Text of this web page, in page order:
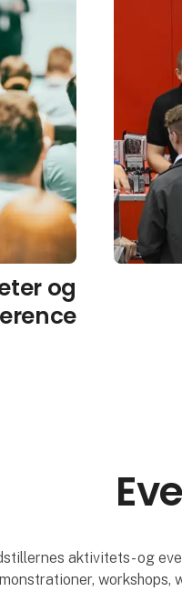
og
aktivitets- og